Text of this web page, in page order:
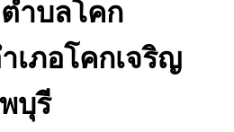
ำบลโคก
เภอโคกเจริญ
บุรี